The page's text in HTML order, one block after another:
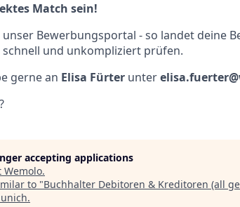
Match sein!
Bewerbungsportal - so landet deine
und unkompliziert prüfen.
gerne an Elisa Fürter unter
accepting applications
Wemolo.
to "Buchhalter Debitoren & Kreditoren (all
.